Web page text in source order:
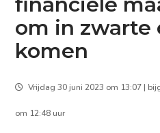
om in zwarte
komen
Vrijdag 30 juni 2023 om 13:07 |
om 12:48 uur